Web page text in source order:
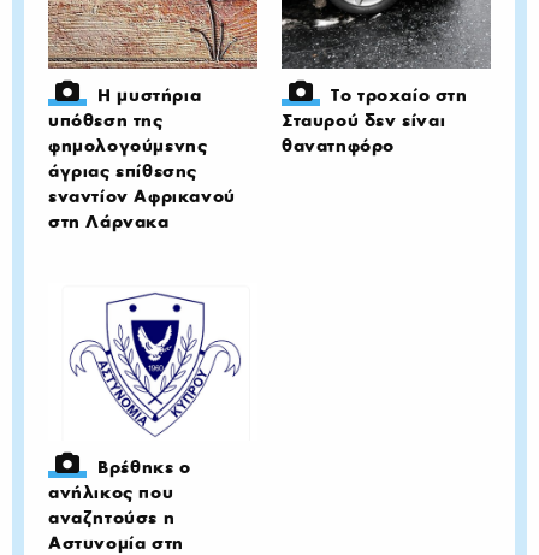
Η μυστήρια
υπόθεση της
φημολογούμενης
άγριας επίθεσης
εναντίον Αφρικανού
στη Λάρνακα
Το τροχαίο στη
Σταυρού δεν είναι
θανατηφόρο
Βρέθηκε ο
ανήλικος που
αναζητούσε η
Αστυνομία στη